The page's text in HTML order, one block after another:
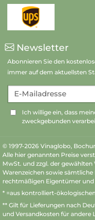
Newsletter
Abonnieren Sie den
immer auf dem aktuellsten
E-Mailadresse
Ich willige ein, dass
zweckgebunden
© 1997-2026 Vinaglobo,
Alle hier genannten Preise
MwSt. und zzgl. der
Warenzeichen sowie
rechtmäßigen Eigentümer
* =aus kontrolliert-
** Gilt für Lieferungen nach
und Versandkosten für andere